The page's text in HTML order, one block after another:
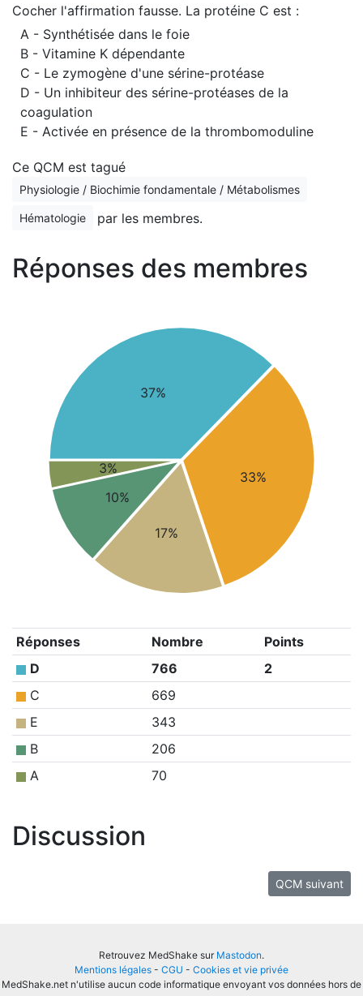
Cocher l'affirmation fausse. La protéine C est :
A - Synthétisée dans le foie
B - Vitamine K dépendante
C - Le zymogène d'une sérine-protéase
D - Un inhibiteur des sérine-protéases de la
coagulation
E - Activée en présence de la thrombomoduline
Ce QCM est tagué
Physiologie / Biochimie fondamentale / Métabolismes
Hématologie par les membres.
Réponses des membres
37%
33%
17%
10%
3%
Réponses Nombre
Points
D
766
2
C
669
E
343
B
206
A
70
Discussion
QCM suivant
Retrouvez MedShake sur Mastodon.
Mentions légales - CGU - Cookies et vie privée
MedShake.net n'utilise aucun code informatique envoyant vos données hors de